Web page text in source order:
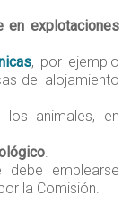
en explotaciones
, por ejemplo
del alojamiento
animales, en
.
emplearse
la Comisión.